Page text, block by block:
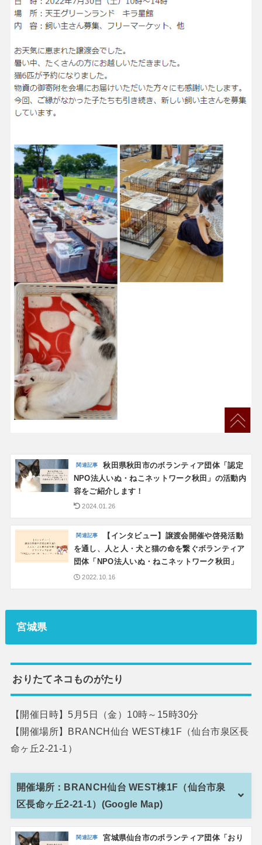
秋田県秋田市のボランティア団体「認定
NPO法人いぬ・ねこネットワーク秋田」の活動内
容をご紹介します！
2024.01.26
【インタビュー】譲渡会開催や啓発活動
を通し、人と人・犬と猫の命を繋ぐボランティア
団体「NPO法人いぬ・ねこネットワーク秋田」
2022.10.16
宮城県
おりたてネコものがたり
【開催日時】5月5日（金）10時～15時30分
【開催場所】BRANCH仙台 WEST棟1F（仙台市泉区長
命ヶ丘2-21-1）
開催場所：BRANCH仙台 WEST棟1F（仙台市泉
区長命ヶ丘2-21-1）(Google Map)
宮城県仙台市のボランティア団体「おり